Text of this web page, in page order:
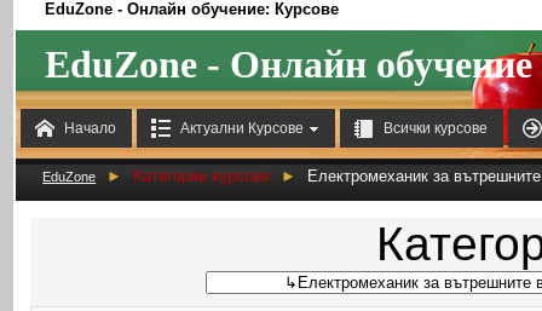
 Начало  Актуални Курсове  Всички курсове 
EduZone - Онлайн обучение: Курсове
EduZone - Онлайн обучение
EduZone ► Категории курсове ► Електромеханик за